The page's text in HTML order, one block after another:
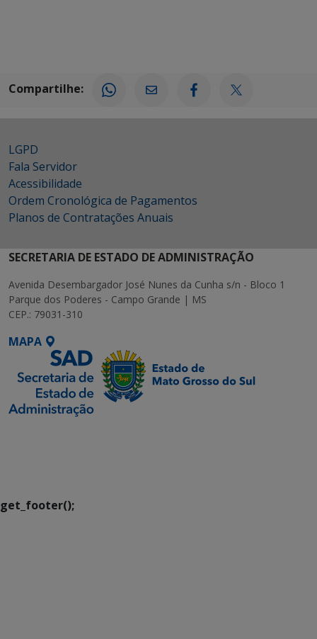
Compartilhe:
LGPD
Fala Servidor
Acessibilidade
Ordem Cronológica de Pagamentos
Planos de Contratações Anuais
SECRETARIA DE ESTADO DE ADMINISTRAÇÃO
Avenida Desembargador José Nunes da Cunha s/n - Bloco 1
Parque dos Poderes - Campo Grande | MS
CEP.: 79031-310
MAPA
get_footer();